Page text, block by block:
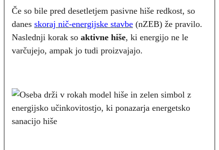
Če so bile pred desetletjem pasivne hiše redkost, so
danes skoraj nič-energijske stavbe (nZEB) že pravilo.
Naslednji korak so aktivne hiše, ki energijo ne le
varčujejo, ampak jo tudi proizvajajo.